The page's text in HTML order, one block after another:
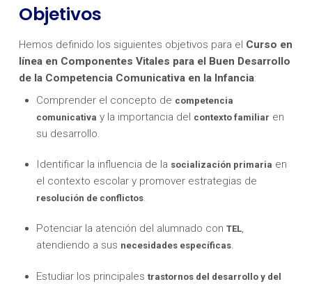
Objetivos
Hemos definido los siguientes objetivos para el Curso en
línea en Componentes Vitales para el Buen Desarrollo
de la Competencia Comunicativa en la Infancia:
Comprender el concepto de competencia
comunicativa y la importancia del contexto familiar en
su desarrollo.
Identificar la influencia de la socialización primaria en
el contexto escolar y promover estrategias de
resolución de conflictos.
Potenciar la atención del alumnado conTEL,
atendiendo a sus necesidades específicas.
Estudiar los principalestrastornos del desarrollo y del